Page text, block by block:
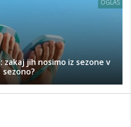
OGLAS
zakaj jih nosimo iz sezone v
sezono?